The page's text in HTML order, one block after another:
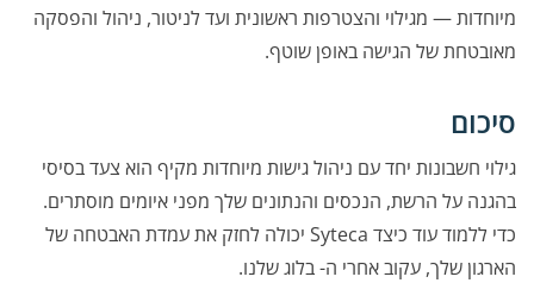
מיוחדות — מגילוי והצטרפות ראשונית ועד לניטור, ניהול והפסקה
מאובטחת של הגישה באופן שוטף.
סיכום
גילוי חשבונות יחד עם ניהול גישות מיוחדות מקיף הוא צעד בסיסי
בהגנה על הרשת, הנכסים והנתונים שלך מפני איומים מוסתרים.
כדי ללמוד עוד כיצד Syteca יכולה לחזק את עמדת האבטחה של
הארגון שלך, עקוב אחרי ה- בלוג שלנו.